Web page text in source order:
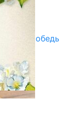
сөзү
Дня